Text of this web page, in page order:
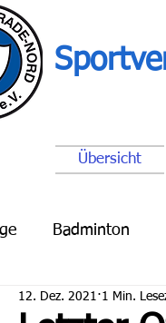
Übersicht
Badminton
Schach
12. Dez. 2021 1 Min.